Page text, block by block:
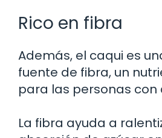
Rico en fibra
Además, el caqui es
fuente de fibra, un
para las personas con
La fibra ayuda a